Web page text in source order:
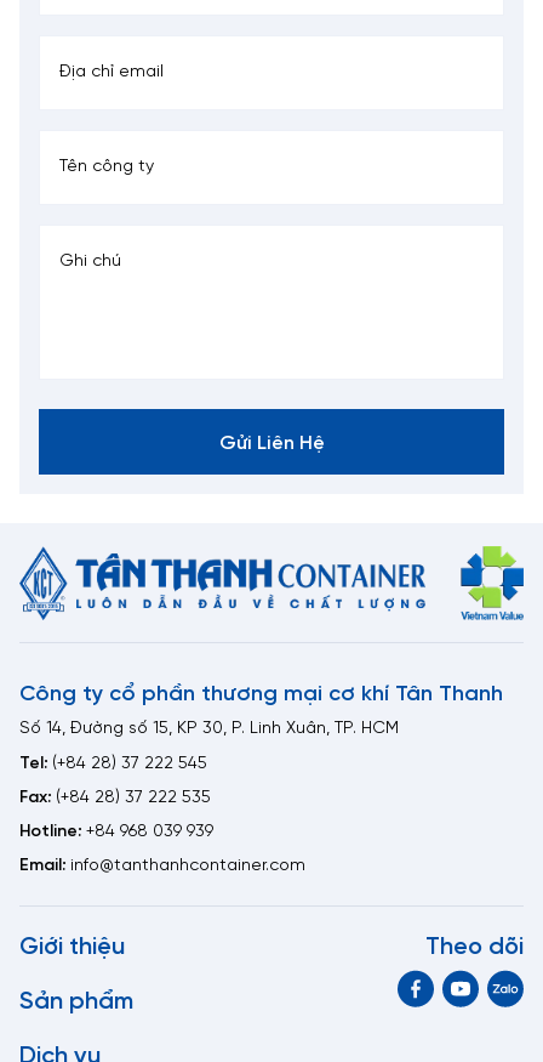
Gửi Liên Hệ
Công ty cổ phần thương mại cơ khí Tân Thanh
Số 14, Đường số 15, KP 30, P. Linh Xuân, TP. HCM
Tel: (+84 28) 37 222 545
Fax: (+84 28) 37 222 535
Hotline: +84 968 039 939
Email: info@tanthanhcontainer.com
Giới thiệu
Sản phẩm
Theo dõi